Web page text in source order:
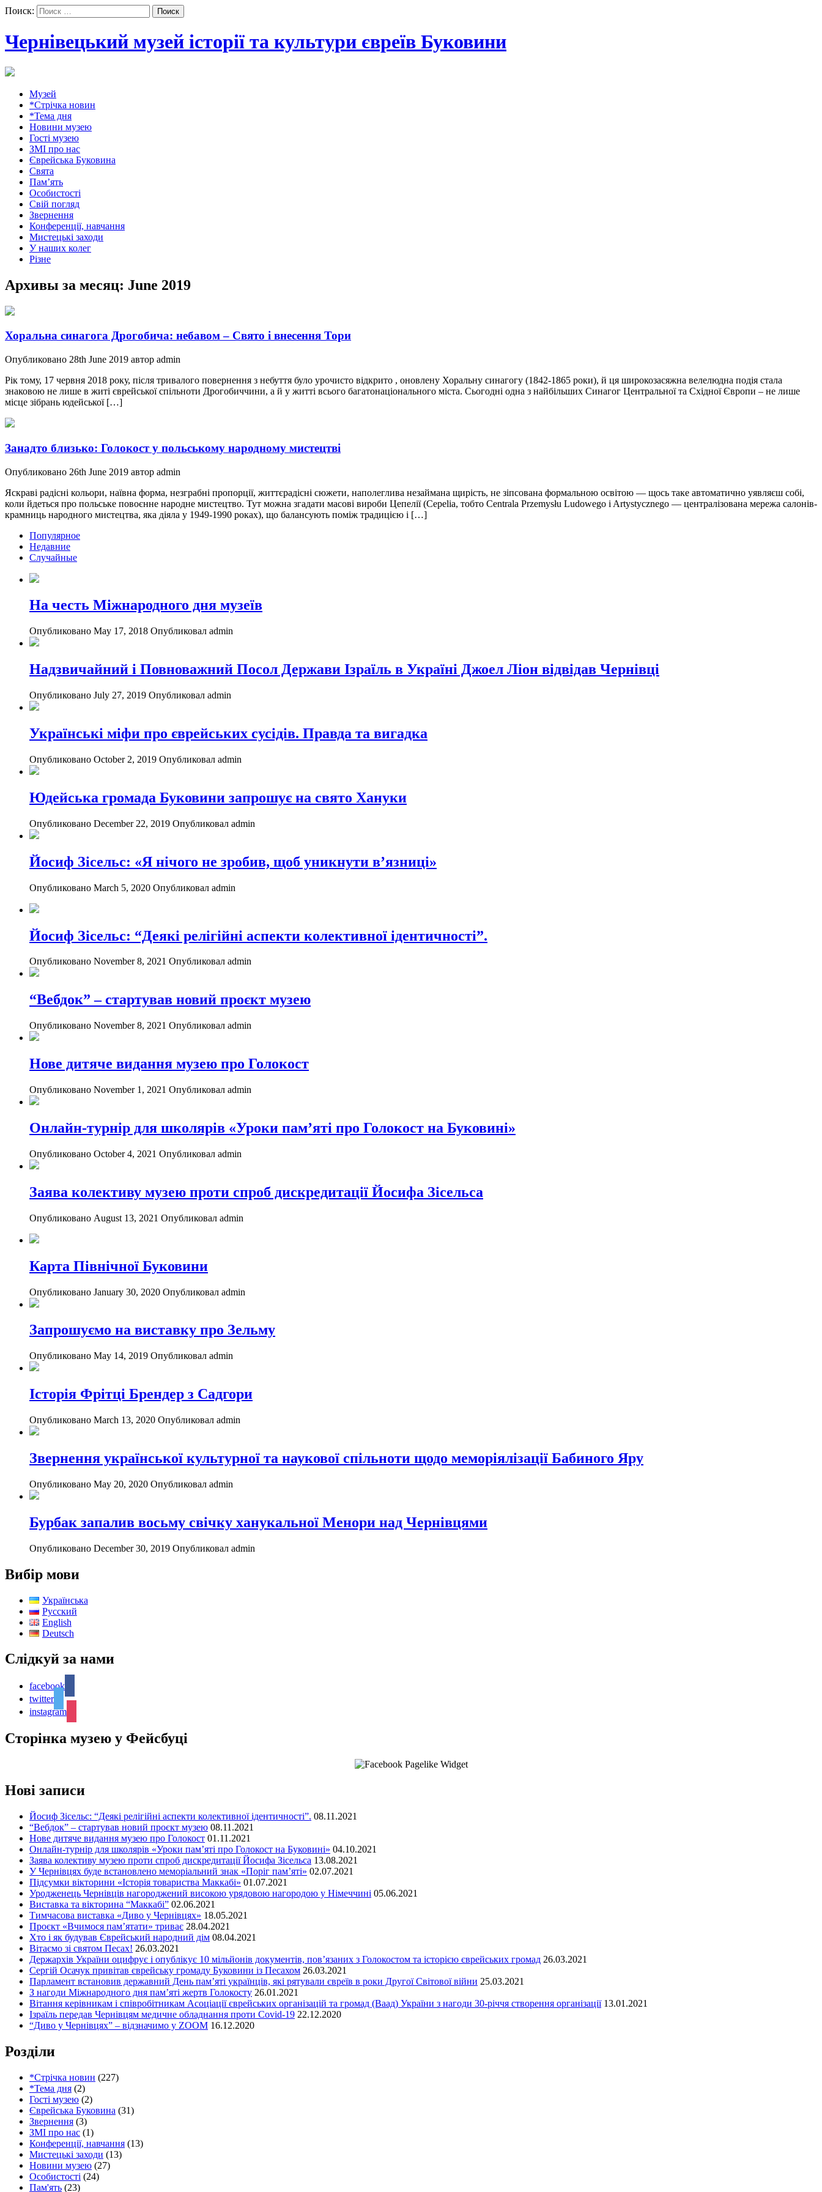
Поиск:
Чернівецький музей історії та культури євреїв Буковини
Музей
*Стрічка новин
*Тема дня
Новини музею
Гості музею
ЗМІ про нас
Єврейська Буковина
Свята
Пам’ять
Особистості
Свій погляд
Звернення
Конференції, навчання
Мистецькі заходи
У наших колег
Різне
Архивы за месяц: June 2019
Хоральна синагога Дрогобича: небавом – Свято і внесення Тори
Опубликовано 28th June 2019 автор admin
Рік тому, 17 червня 2018 року, після тривалого повернення з небуття було урочисто відкрито , оновлену Хоральну синагогу (1842-1865 роки), й ця широкозасяжна велелюдна подія стала
знаковою не лише в житі єврейської спільноти Дрогобиччини, а й у житті всього багатонаціонального міста. Сьогодні одна з найбільших Синагог Центральної та Східної Європи – не лише
місце зібрань юдейської […]
Занадто близько: Голокост у польському народному мистецтві
Опубликовано 26th June 2019 автор admin
Яскраві радісні кольори, наївна форма, незграбні пропорції, життєрадісні сюжети, наполеглива незаймана щирість, не зіпсована формальною освітою — щось таке автоматично уявляєш собі,
коли йдеться про польське повоєнне народне мистецтво. Тут можна згадати масові вироби Цепелії (Cepelia, тобто Centrala Przemysłu Ludowego i Artystycznego — централізована мережа салонів-
крамниць народного мистецтва, яка діяла у 1949-1990 роках), що балансують поміж традицією і […]
Популярное
Недавние
Случайные
На честь Міжнародного дня музеїв
Опубликовано May 17, 2018 Опубликовал admin
Надзвичайний і Повноважний Посол Держави Ізраїль в Україні Джоел Ліон відвідав Чернівці
Опубликовано July 27, 2019 Опубликовал admin
Українські міфи про єврейських сусідів. Правда та вигадка
Опубликовано October 2, 2019 Опубликовал admin
Юдейська громада Буковини запрошує на свято Хануки
Опубликовано December 22, 2019 Опубликовал admin
Йосиф Зісельс: «Я нічого не зробив, щоб уникнути в’язниці»
Опубликовано March 5, 2020 Опубликовал admin
Йосиф Зісельс: “Деякі релігійні аспекти колективної ідентичності”.
Опубликовано November 8, 2021 Опубликовал admin
“Вебдок” – стартував новий проєкт музею
Опубликовано November 8, 2021 Опубликовал admin
Нове дитяче видання музею про Голокост
Опубликовано November 1, 2021 Опубликовал admin
Онлайн-турнір для школярів «Уроки пам’яті про Голокост на Буковині»
Опубликовано October 4, 2021 Опубликовал admin
Заява колективу музею проти спроб дискредитації Йосифа Зісельса
Опубликовано August 13, 2021 Опубликовал admin
Карта Північної Буковини
Опубликовано January 30, 2020 Опубликовал admin
Запрошуємо на виставку про Зельму
Опубликовано May 14, 2019 Опубликовал admin
Історія Фрітці Брендер з Садгори
Опубликовано March 13, 2020 Опубликовал admin
Звернення української культурної та наукової спільноти щодо меморіялізації Бабиного Яру
Опубликовано May 20, 2020 Опубликовал admin
Бурбак запалив восьму свічку ханукальної Менори над Чернівцями
Опубликовано December 30, 2019 Опубликовал admin
Вибір мови
Українська
Русский
English
Deutsch
Слідкуй за нами
facebook
twitter
instagram
Сторінка музею у Фейсбуці
Нові записи
Йосиф Зісельс: “Деякі релігійні аспекти колективної ідентичності”. 08.11.2021
“Вебдок” – стартував новий проєкт музею 08.11.2021
Нове дитяче видання музею про Голокост 01.11.2021
Онлайн-турнір для школярів «Уроки пам’яті про Голокост на Буковині» 04.10.2021
Заява колективу музею проти спроб дискредитації Йосифа Зісельса 13.08.2021
У Чернівцях буде встановлено меморіальний знак «Поріг пам’яті» 02.07.2021
Підсумки вікторини «Історія товариства Маккабі» 01.07.2021
Уродженець Чернівців нагороджений високою урядовою нагородою у Німеччині 05.06.2021
Виставка та вікторина “Маккабі” 02.06.2021
Тимчасова виставка «Диво у Чернівцях» 18.05.2021
Проєкт «Вчимося пам’ятати» триває 28.04.2021
Хто і як будував Єврейський народний дім 08.04.2021
Вітаємо зі святом Песах! 26.03.2021
Держархів України оцифрує і опублікує 10 мільйонів документів, пов’язаних з Голокостом та історією єврейських громад 26.03.2021
Сергій Осачук привітав єврейську громаду Буковини із Песахом 26.03.2021
Парламент встановив державний День пам’яті українців, які рятували євреїв в роки Другої Світової війни 25.03.2021
З нагоди Міжнародного дня пам’яті жертв Голокосту 26.01.2021
Вітання керівникам і співробітникам Асоціації єврейських організацій та громад (Ваад) України з нагоди 30-річчя створення організації 13.01.2021
Ізраїль передав Чернівцям медичне обладнання проти Covid-19 22.12.2020
“Диво у Чернівцях” – відзначимо у ZOOM 16.12.2020
Розділи
*Стрічка новин (227)
*Тема дня (2)
Гості музею (2)
Єврейська Буковина (31)
Звернення (3)
ЗМІ про нас (1)
Конференції, навчання (13)
Мистецькі заходи (13)
Новини музею (27)
Особистості (24)
Пам'ять (23)